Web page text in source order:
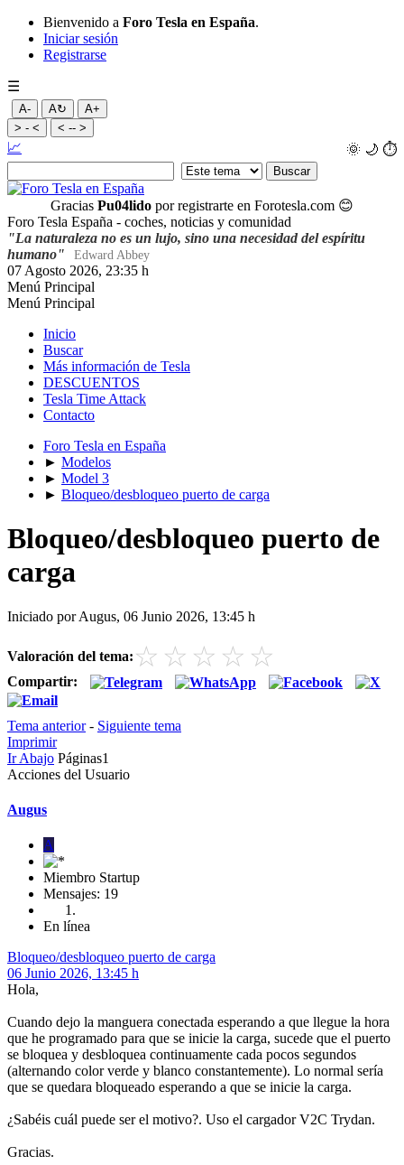
Bienvenido a Foro Tesla en España.
Iniciar sesión
Registrarse
☰
A- A↻
A+
> - <
< -- >
🌞 🌙 ⏱️
📈
Gracias Pu04lido por registrarte en Forotesla.com 😊
Foro Tesla España - coches, noticias y comunidad
"La naturaleza no es un lujo, sino una necesidad del espíritu
humano"
Edward Abbey
07 Agosto 2026, 23:35 h
Menú Principal
Menú Principal
Inicio
Buscar
Más información de Tesla
DESCUENTOS
Tesla Time Attack
Contacto
Foro Tesla en España
► Modelos
► Model 3
► Bloqueo/desbloqueo puerto de carga
Bloqueo/desbloqueo puerto de
carga
Iniciado por Augus, 06 Junio 2026, 13:45 h
Valoración del tema: ☆ ☆ ☆ ☆ ☆
Compartir:
Tema anterior- Siguiente tema
Imprimir
Ir Abajo Páginas1
Acciones del Usuario
Augus
A
Miembro Startup
Mensajes: 19
En línea
Bloqueo/desbloqueo puerto de carga
06 Junio 2026, 13:45 h
Hola,
Cuando dejo la manguera conectada esperando a que llegue la hora
que he programado para que se inicie la carga, sucede que el puerto
se bloquea y desbloquea continuamente cada pocos segundos
(alternando color verde y blanco constantemente). Lo normal sería
que se quedara bloqueado esperando a que se inicie la carga.
¿Sabéis cuál puede ser el motivo?. Uso el cargador V2C Trydan.
Gracias.